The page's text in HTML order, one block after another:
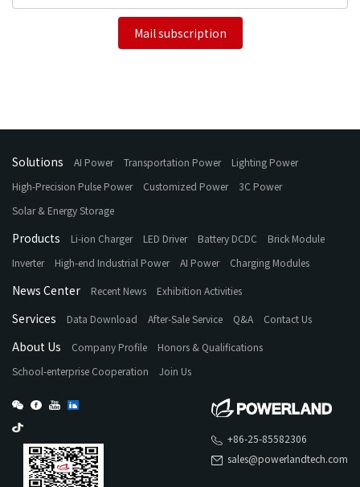
Mail subscription
Solutions AI Power Transportation Power
Lighting Power
High-Precision Pulse Power
Customized Power
3C Power
Solar & Energy Storage
Products Li-ion Charger LED Driver Battery DCDC
Brick Module
Inverter
High-end Industrial Power AI Power Charging Modules
News Center Recent News Exhibition Activities
Services Data Download After-Sale Service Q&A Contact Us
About Us Company Profile
Honors & Qualifications
School-enterprise Cooperation
Join Us
+86-25-85582306
sales@powerlandtech.com